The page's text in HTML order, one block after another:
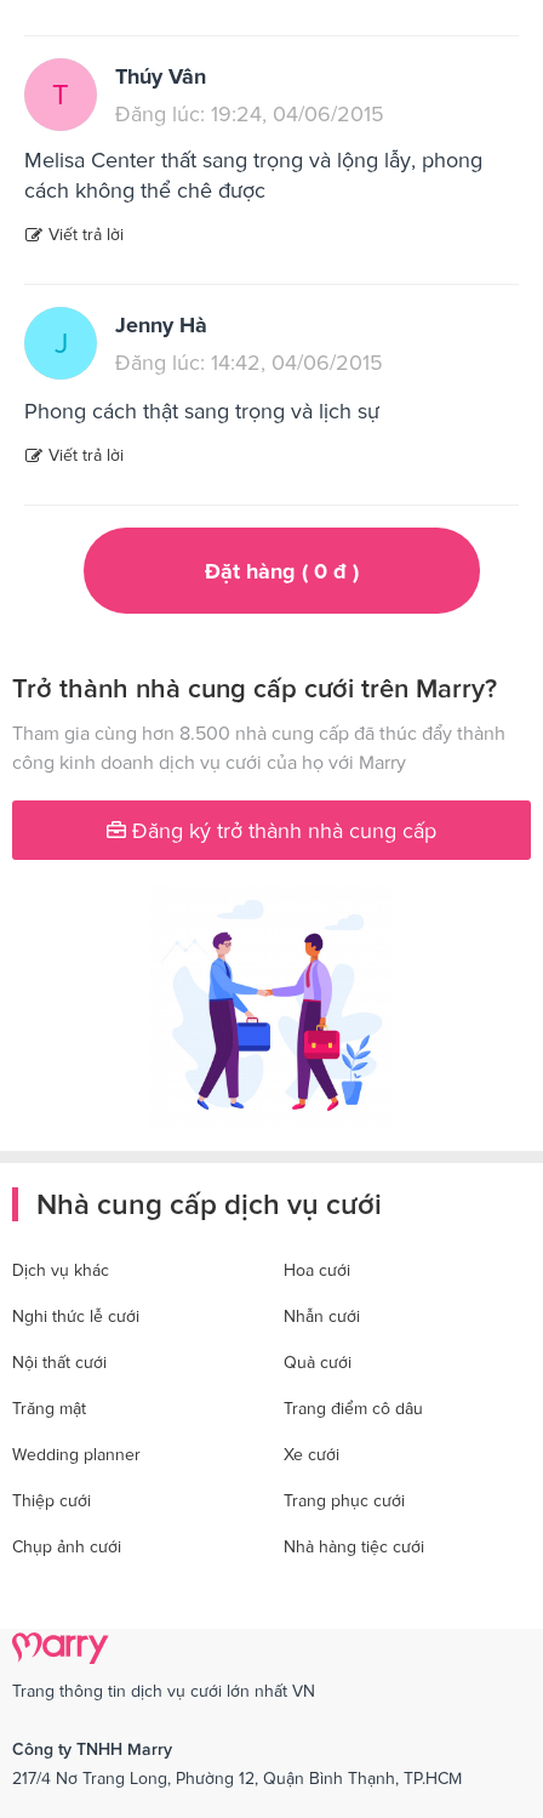
T
Thúy Vân
Đăng lúc: 19:24, 04/06/2015
Melisa Center thất sang trọng và lộng lẫy, phong
cách không thể chê được
Viết trả lời
J
Jenny Hà
Đăng lúc: 14:42, 04/06/2015
Phong cách thật sang trọng và lịch sự
Viết trả lời
Đặt hàng ( 0đ )
Trở thành nhà cung cấp cưới trên Marry?
Tham gia cùng hơn 8.500 nhà cung cấp đã thúc đẩy thành
công kinh doanh dịch vụ cưới của họ với Marry
Đăng ký trở thành nhà cung cấp
Nhà cung cấp dịch vụ cưới
Dịch vụ khác Hoa cưới
Nghi thức lễ cưới Nhẫn cưới
Nội thất cưới Quà cưới
Trăng mật Trang điểm cô dâu
Wedding planner Xe cưới
Thiệp cưới Trang phục cưới
Chụp ảnh cưới Nhà hàng tiệc cưới
Trang thông tin dịch vụ cưới lớn nhất VN
Công ty TNHH Marry
217/4 Nơ Trang Long, Phường 12, Quận Bình Thạnh, TP.HCM